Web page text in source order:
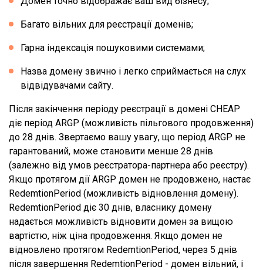
Багато вільних для реєстрації доменів;
Гарна індексація пошуковими системами;
Назва домену звично і легко сприймається на слух
відвідувачами сайту.
Після закінчення періоду реєстрації в домені CHEAP
діє період ARGP (можливість пільгового продовження)
до 28 днів. Звертаємо вашу увагу, що період ARGP не
гарантований, може становити менше 28 днів
(залежно від умов реєстратора-партнера або реєстру).
Якщо протягом дії ARGP домен не продовжено, настає
RedemtionPeriod (можливість відновлення домену).
RedemtionPeriod діє 30 днів, власнику домену
надається можливість відновити домен за вищою
вартістю, ніж ціна продовження. Якщо домен не
відновлено протягом RedemtionPeriod, через 5 днів
після завершення RedemtionPeriod - домен вільний, і